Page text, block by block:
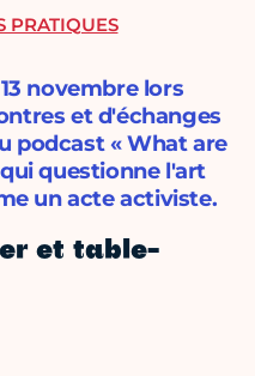
novembre lors
et d'échanges
podcast « What are
questionne l'art
un acte activiste.
et table-
PRATIQUES